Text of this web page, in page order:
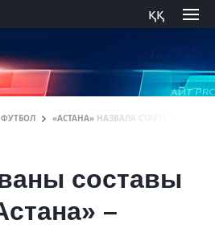
ққ
«АСТАНА» НАЗВАЛА СТАРТОВЫЙ
составы
–